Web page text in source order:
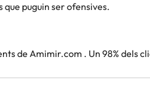
puguin ser ofensives.
de Amimir.com . Un 98% dels